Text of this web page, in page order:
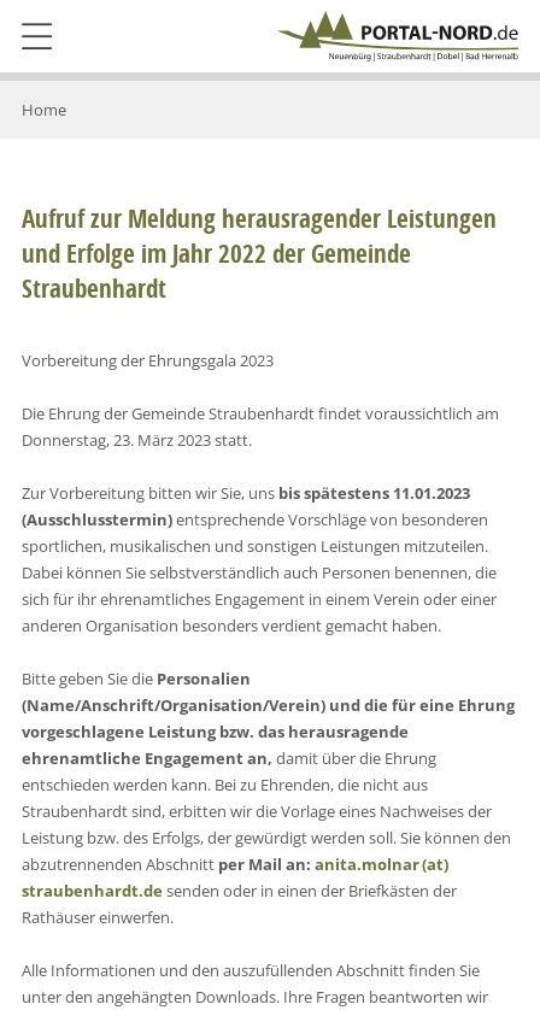
Home
Aufruf zur Meldung herausragender Leistungen
und Erfolge im Jahr 2022 der Gemeinde
Straubenhardt
Vorbereitung der Ehrungsgala 2023
Die Ehrung der Gemeinde Straubenhardt findet voraussichtlich am
Donnerstag, 23. März 2023 statt.
Zur Vorbereitung bitten wir Sie, uns bis spätestens 11.01.2023
(Ausschlusstermin)entsprechende Vorschläge von besonderen
sportlichen, musikalischen und sonstigen Leistungen mitzuteilen.
Dabei können Sie selbstverständlich auch Personen benennen, die
sich für ihr ehrenamtliches Engagement in einem Verein oder einer
anderen Organisation besonders verdient gemacht haben.
Bitte geben Sie die Personalien
(Name/Anschrift/Organisation/Verein) und die für eine Ehrung
vorgeschlagene Leistung bzw. das herausragende
ehrenamtliche Engagement an, damit über die Ehrung
entschieden werden kann. Bei zu Ehrenden, die nicht aus
Straubenhardt sind, erbitten wir die Vorlage eines Nachweises der
Leistung bzw. des Erfolgs, der gewürdigt werden soll. Sie können den
abzutrennenden Abschnitt per Mail an: anita.molnar (at)
straubenhardt.desenden oder in einen der Briefkästen der
Rathäuser einwerfen.
Alle Informationen und den auszufüllenden Abschnitt finden Sie
unter den angehängten Downloads. Ihre Fragen beantworten wir